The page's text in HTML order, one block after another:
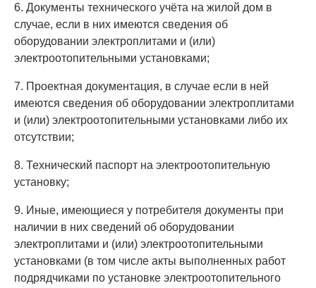
6. Документы технического учёта на жилой дом в
случае, если в них имеются сведения об
оборудовании электроплитами и (или)
электроотопительными установками;
7. Проектная документация, в случае если в ней
имеются сведения об оборудовании электроплитами
и (или) электроотопительными установками либо их
отсутствии;
8. Технический паспорт на электроотопительную
установку;
9. Иные, имеющиеся у потребителя документы при
наличии в них сведений об оборудовании
электроплитами и (или) электроотопительными
установками (в том числе акты выполненных работ
подрядчиками по установке электроотопительного